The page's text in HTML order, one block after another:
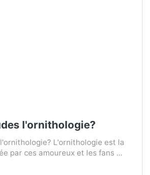
l'ornithologie?
L'ornithologie est la
par ces amoureux et les fans ...